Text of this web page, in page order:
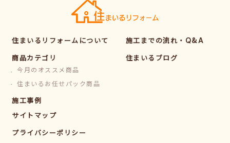
住まいるリフォームについて
商品カテゴリ
今月のオススメ商品
住まいるお任せパック商品
施工事例
施工までの流れ・Q&A
住まいるブログ
サイトマップ
プライバシーポリシー